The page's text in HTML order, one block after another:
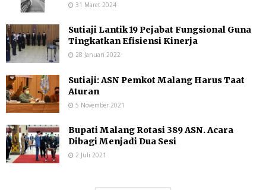
31 Maret 2024
Sutiaji Lantik 19 Pejabat Fungsional Guna
Tingkatkan Efisiensi Kinerja
28 Januari 2022
Sutiaji: ASN Pemkot Malang Harus Taat
Aturan
5 November 2021
Bupati Malang Rotasi 389 ASN. Acara
Dibagi Menjadi Dua Sesi
2 Juli 2021